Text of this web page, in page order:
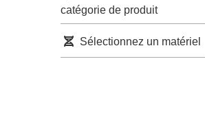
catégorie de produit
Sélectionnez un matériel